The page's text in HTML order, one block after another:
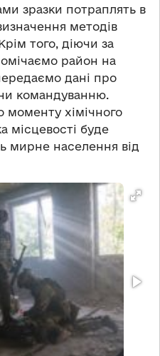
зразки потраплять в
методів
того, діючи за
район на
дані про
командуванню.
моменту хімічного
місцевості буде
мирне населення від